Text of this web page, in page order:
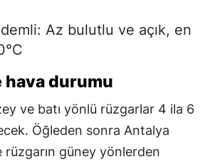
Az bulutlu ve açık, en
hava durumu
ve batı yönlü rüzgarlar 4 ila 6
Öğleden sonra Antalya
rüzgarın güney yönlerden